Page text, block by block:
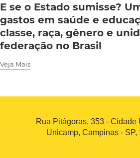
E se o Estado sumisse?
gastos em saúde e
classe, raça, gênero e
federação no Brasil
Veja Mais